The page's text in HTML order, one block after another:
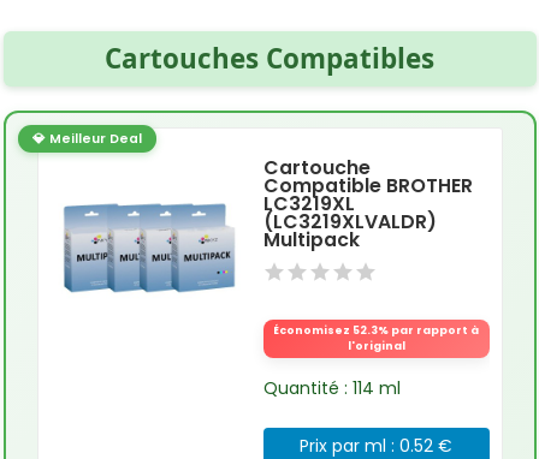
Cartouches Compatibles
💎 Meilleur Deal
Cartouche
Compatible BROTHER
LC3219XL
(LC3219XLVALDR)
Multipack
Économisez 52.3% par rapport à
l'original
Quantité : 114 ml
Prix par ml : 0.52 €